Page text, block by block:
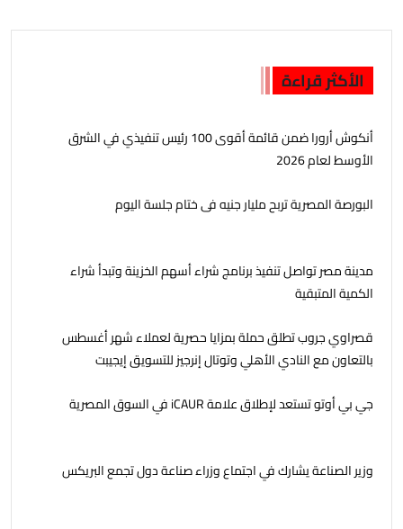
الأكثر قراءة
أنكوش أرورا ضمن قائمة أقوى 100 رئيس تنفيذي في الشرق
الأوسط لعام 2026
البورصة المصرية تربح مليار جنيه فى ختام جلسة اليوم
مدينة مصر تواصل تنفيذ برنامج شراء أسهم الخزينة وتبدأ شراء
الكمية المتبقية
قصراوي جروب تطلق حملة بمزايا حصرية لعملاء شهر أغسطس
بالتعاون مع النادي الأهلي وتوتال إنرجيز للتسويق إيجيبت
جي بي أوتو تستعد لإطلاق علامة iCAUR في السوق المصرية
وزير الصناعة يشارك في اجتماع وزراء صناعة دول تجمع البريكس